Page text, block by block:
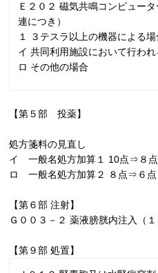
Ｅ２０２ 磁気共鳴コンピュー
連につき）
１ ３テスラ以上の機器による場
イ 共同利用施設において行われ
ロ その他の場合
【第５部 投薬】
処方箋料の見直し
イ 一般名処方加算１
10点⇒８点
ロ 一般名処方加算２ ８点⇒６点
【第６部 注射】
Ｇ００３－２ 薬液膀胱内注入（１
【第９部 処置】